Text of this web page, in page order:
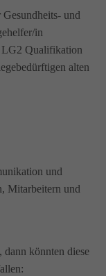
Mit der
immer wieder
und
in
LG2 Qualifikation
alten
und
Mitarbeitern und
könnten diese